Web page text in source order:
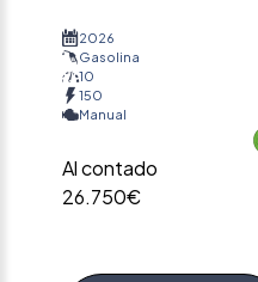
2026
Gasolina
10
150
Manual
Al contado
26.750€